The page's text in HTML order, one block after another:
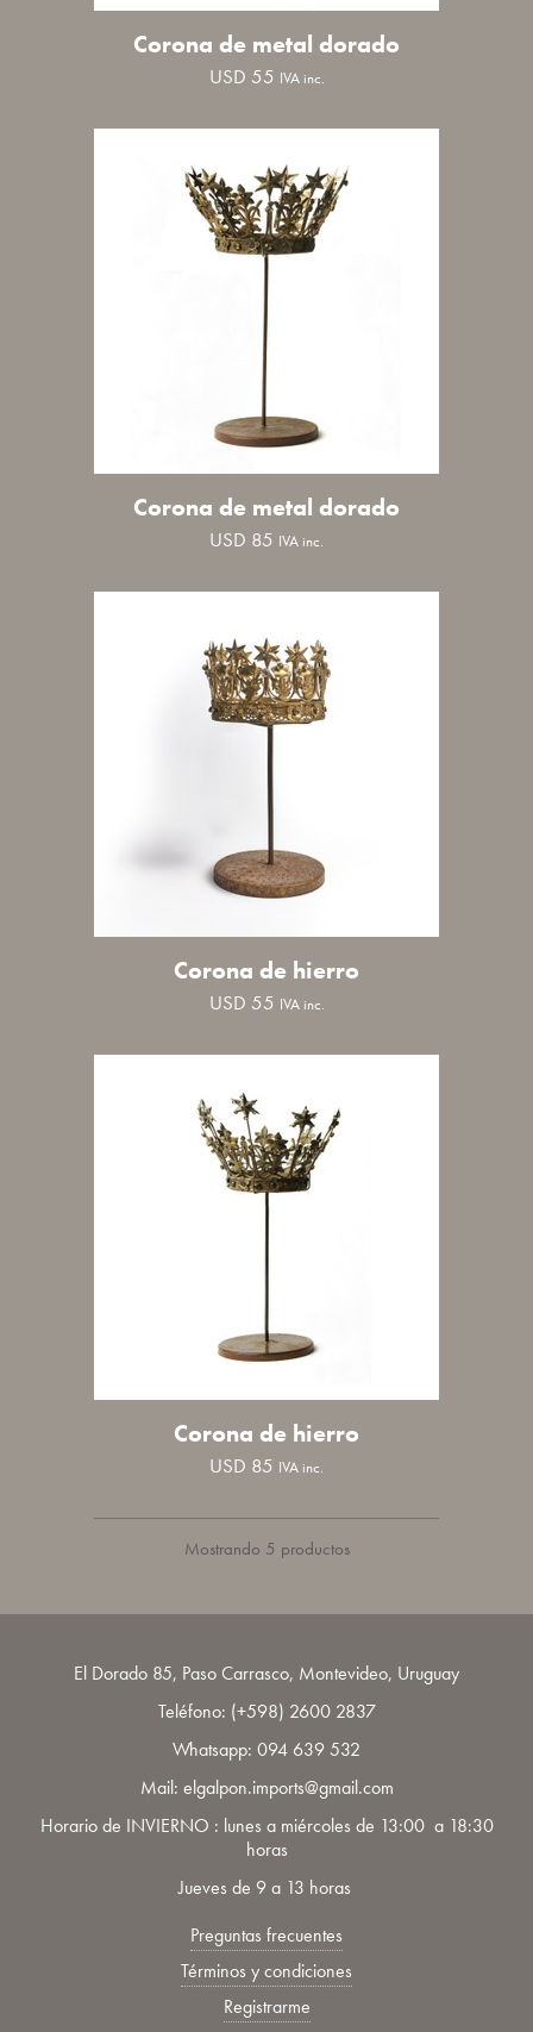
Corona de metal dorado
USD 55 IVA inc.
Corona de metal dorado
USD 85 IVA inc.
Corona de hierro
USD 55 IVA inc.
Corona de hierro
USD 85 IVA inc.
Mostrando 5 productos
El Dorado 85, Paso Carrasco, Montevideo, Uruguay
Teléfono: (+598) 2600 2837
Whatsapp: 094 639 532
Mail: elgalpon.imports@gmail.com
Horario de INVIERNO : lunes a miércoles de 13:00 a 18:30
horas
Jueves de 9 a 13 horas
Preguntas frecuentes
Términos y condiciones
Registrarme